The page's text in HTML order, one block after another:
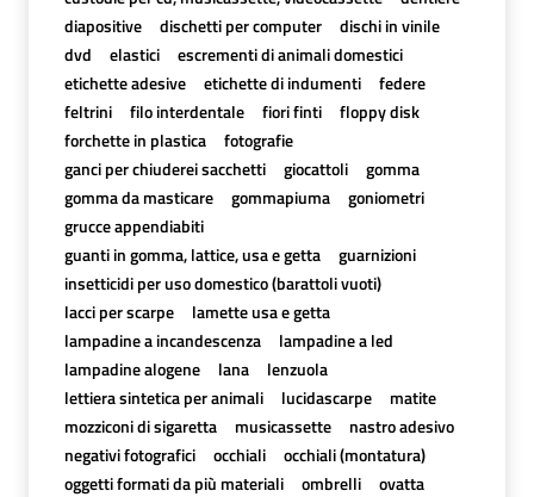
diapositive
dischetti per computer
dischi in vinile
dvd
elastici
escrementi di animali domestici
etichette adesive
etichette di indumenti
federe
feltrini
filo interdentale fiori finti
floppy disk
forchette in plastica
fotografie
ganci per chiuderei sacchetti
giocattoli
gomma
gomma da masticare
gommapiuma
goniometri
grucce appendiabiti
guanti in gomma, lattice, usa e getta
guarnizioni
insetticidi per uso domestico (barattoli vuoti)
lacci per scarpe
lamette usa e getta
lampadine a incandescenza
lampadine a led
lampadine alogene
lana
lenzuola
lettiera sintetica per animali
lucidascarpe
matite
mozziconi di sigaretta
musicassette
nastro adesivo
negativi fotografici
occhiali
occhiali (montatura)
oggetti formati da più materiali
ombrelli
ovatta